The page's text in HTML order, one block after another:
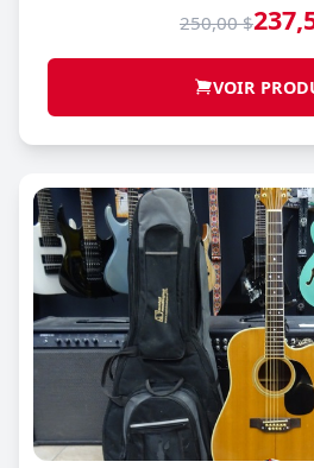
250,00 $
VOIR